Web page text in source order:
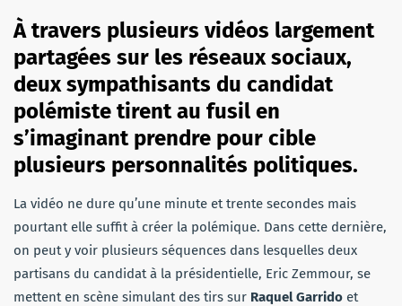
À travers plusieurs vidéos largement
partagées sur les réseaux sociaux,
deux sympathisants du candidat
polémiste tirent au fusil en
s’imaginant prendre pour cible
plusieurs personnalités politiques.
La vidéo ne dure qu’une minute et trente secondes mais
pourtant elle suffit à créer la polémique. Dans cette dernière,
on peut y voir plusieurs séquences dans lesquelles deux
partisans du candidat à la présidentielle, Eric Zemmour, se
mettent en scène simulant des tirs sur Raquel Garrido et